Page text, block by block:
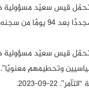
قيس سعيّد مسؤولية
يومًا من سجن
ه.
قيس سعيّد مسؤولية
وتحطيمهم معنويًا”
. 22-09-2023.